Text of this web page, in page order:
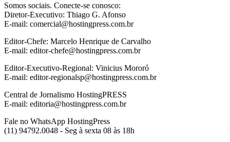
Somos sociais. Conecte-se conosco:
Diretor-Executivo: Thiago G. Afonso
E-mail: comercial@hostingpress.com.br
Editor-Chefe: Marcelo Henrique de Carvalho
E-mail: editor-chefe@hostingpress.com.br
Editor-Executivo-Regional: Vinicius Mororó
E-mail: editor-regionalsp@hostingpress.com.br
Central de Jornalismo HostingPRESS
E-mail: editoria@hostingpress.com.br
Fale no WhatsApp HostingPress
(11) 94792.0048 - Seg à sexta 08 às 18h